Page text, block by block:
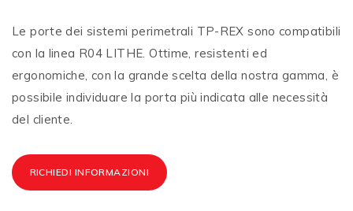
Le porte dei sistemi perimetrali TP-REX sono compatibili
con la linea R04 LITHE. Ottime, resistenti ed
ergonomiche, con la grande scelta della nostra gamma, è
possibile individuare la porta più indicata alle necessità
del cliente.
RICHIEDI INFORMAZIONI